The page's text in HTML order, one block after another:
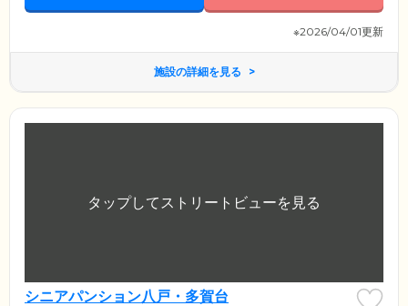
※2026/04/01更新
施設の詳細を見る
シニアパンション八戸・多賀台